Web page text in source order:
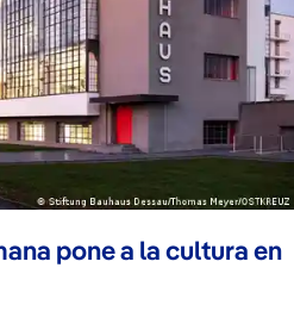
pone a la cultura en